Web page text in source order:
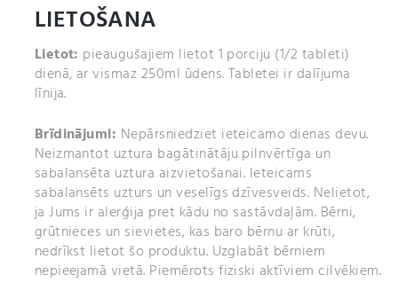
LIETOŠANA
Lietot: pieaugušajiem lietot 1 porciju (1/2 tableti)
dienā, ar vismaz 250ml ūdens. Tabletei ir dalījuma
līnija.
Brīdinājumi: Nepārsniedziet ieteicamo dienas devu.
Neizmantot uztura bagātinātāju pilnvērtīga un
sabalansēta uztura aizvietošanai. Ieteicams
sabalansēts uzturs un veselīgs dzīvesveids. Nelietot,
ja Jums ir alerģija pret kādu no sastāvdaļām. Bērni,
grūtnieces un sievietes, kas baro bērnu ar krūti,
nedrīkst lietot šo produktu. Uzglabāt bērniem
nepieejamā vietā. Piemērots fiziski aktīviem cilvēkiem.